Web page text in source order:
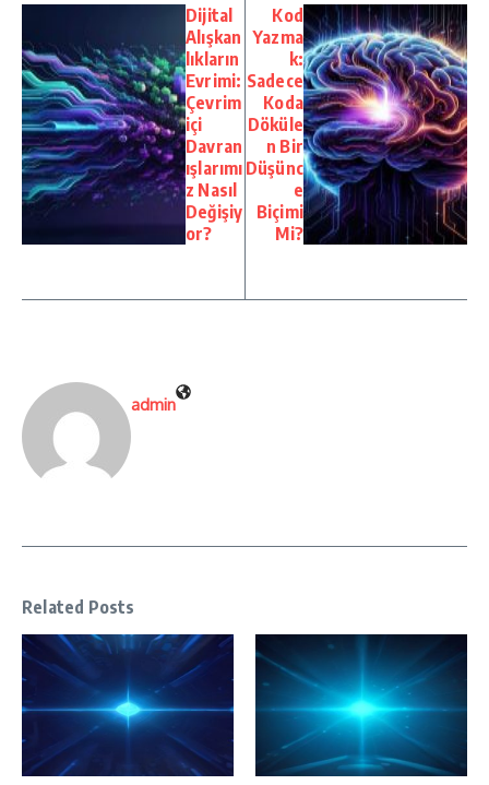
Dijital
Alışkan
lıkların
Evrimi:
Çevrim
içi
Davran
ışlarımı
z Nasıl
Değişiy
or?
Kod
Yazma
k:
Sadece
Koda
Döküle
n Bir
Düşünc
e
Biçimi
Mi?
admin
Related Posts